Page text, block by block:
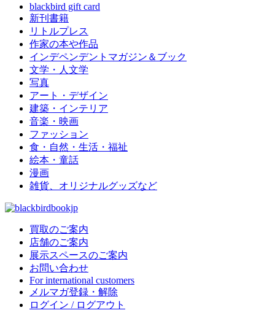
blackbird gift card
新刊書籍
リトルプレス
作家の本や作品
インデペンデントマガジン＆ブック
文学・人文学
写真
アート・デザイン
建築・インテリア
音楽・映画
ファッション
食・自然・生活・福祉
絵本・童話
漫画
雑貨、オリジナルグッズなど
買取のご案内
店舗のご案内
展示スペースのご案内
お問い合わせ
For international customers
メルマガ登録・解除
ログイン / ログアウト